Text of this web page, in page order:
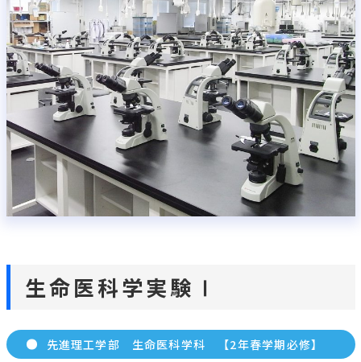
Contents
1.生物学実験
2.生命化学実験
3.解剖・組織学実習
4.生命医科学実験Ⅰ
生命医科学実験Ⅱ
生命医科学実験Ⅲ
7.電気・情報生命工学実験Ａ
生物学実験